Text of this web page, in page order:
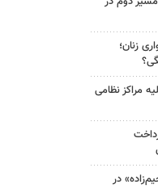
زنان؛
مراکز نظامی
در